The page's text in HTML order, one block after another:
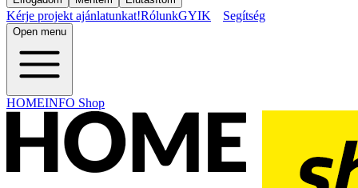
Kérje projekt ajánlatunkat!RólunkGYIK Segítség
Open menu
HOMEINFO Shop